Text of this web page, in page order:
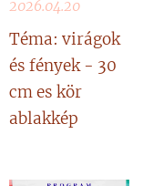
2026.04.20
Téma: virágok
és fények - 30
cm es kör
ablakkép